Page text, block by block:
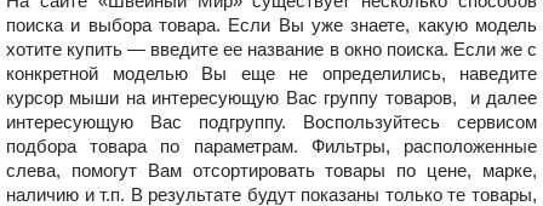
поиска и выбора товара. Если Вы уже знаете, какую модель
хотите купить — введите ее название в окно поиска. Если же с
конкретной моделью Вы еще не определились, наведите
курсор мыши на интересующую Вас группу товаров, и далее
интересующую Вас подгруппу. Воспользуйтесь сервисом
подбора товара по параметрам. Фильтры, расположенные
слева, помогут Вам отсортировать товары по цене, марке,
наличию и т.п. В результате будут показаны только те товары,